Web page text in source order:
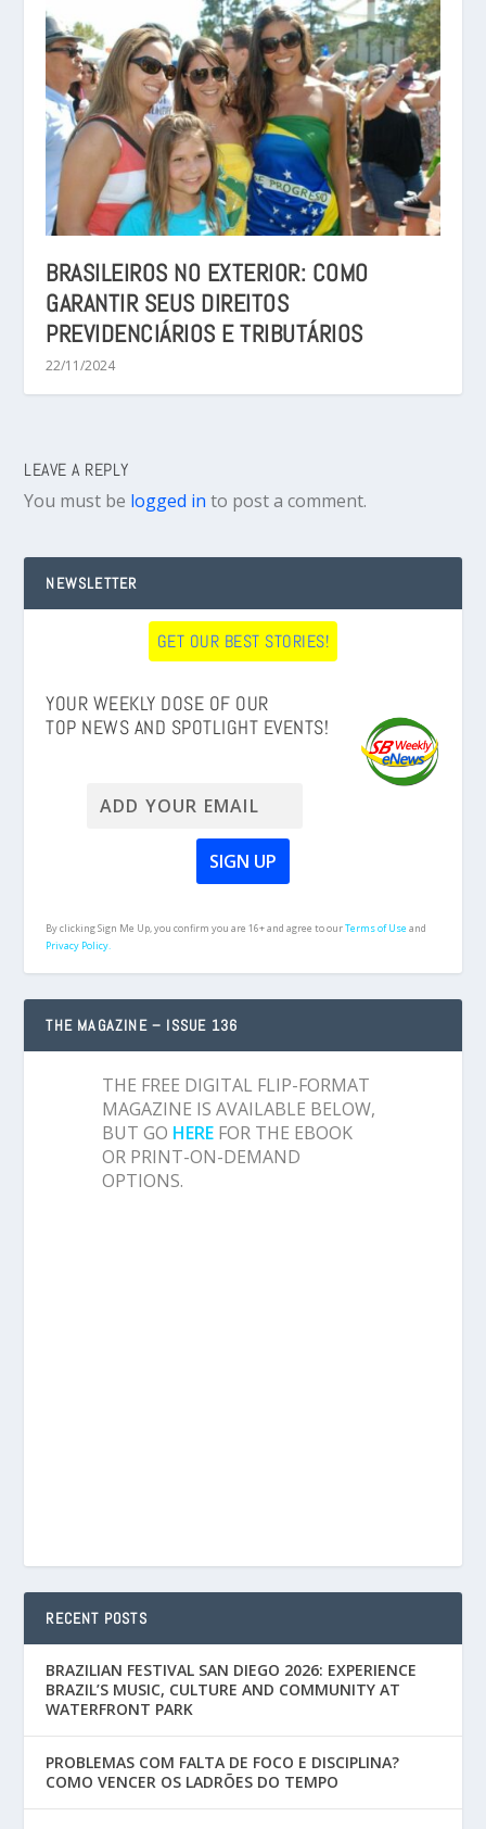
BRASILEIROS NO EXTERIOR: COMO
GARANTIR SEUS DIREITOS
PREVIDENCIÁRIOS E TRIBUTÁRIOS
22/11/2024
LEAVE A REPLY
You must be logged in to post a comment.
NEWSLETTER
GET OUR BEST STORIES!
YOUR WEEKLY DOSE OF OUR
TOP NEWS AND SPOTLIGHT EVENTS!
By clicking Sign Me Up, you confirm you are 16+ and agree to ourTerms of Useand
Privacy Policy.
THE MAGAZINE – ISSUE 136
THE FREE DIGITAL FLIP-FORMAT
MAGAZINE IS AVAILABLE BELOW,
BUT GO HERE FOR THE EBOOK
OR PRINT-ON-DEMAND
OPTIONS.
RECENT POSTS
BRAZILIAN FESTIVAL SAN DIEGO 2026: EXPERIENCE
BRAZIL’S MUSIC, CULTURE AND COMMUNITY AT
WATERFRONT PARK
PROBLEMAS COM FALTA DE FOCO E DISCIPLINA?
COMO VENCER OS LADRÕES DO TEMPO